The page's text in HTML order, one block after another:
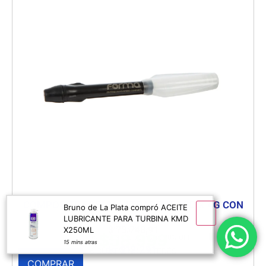
COMPOSITE FORMA ULTRADENT A2D X 4G CON
ZIRCONIO
6 CUOTAS SIN INTERÉS
COMPRAR
Bruno de La Plata compró ACEITE
LUBRICANTE PARA TURBINA KMD
X250ML
15 mins atras